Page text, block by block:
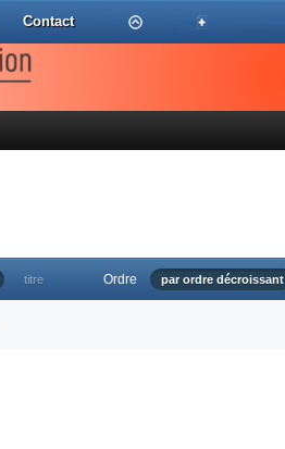
Contact
titre Ordre par ordre décroissant